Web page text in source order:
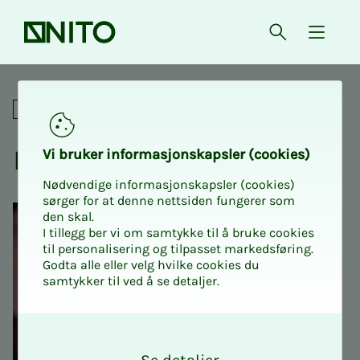
Forsiden Åpne søk
{
Fagpolitisk samling 2026 |
Konferanser
Fag­­­po­­­li­­­tisk sam­­­ling 2026
Vi bru­­­ker in­­­for­­­ma­­­sjons­­­kaps­­­­­ler (cookies)
Nødvendige informasjonskapsler (cookies)
sørger for at denne nettsiden fungerer som
den skal.
I tillegg ber vi om samtykke til å bruke cookies
til personalisering og tilpasset markedsføring.
Godta alle eller velg hvilke cookies du
samtykker til ved å se detaljer.